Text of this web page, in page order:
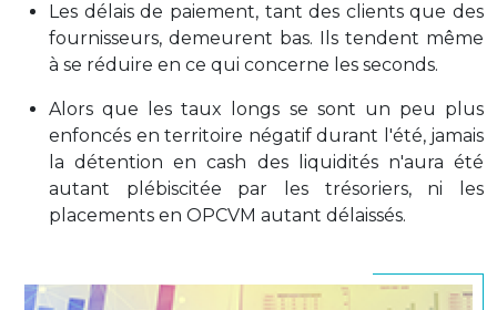
Les délais de paiement, tant des clients que des
fournisseurs, demeurent bas. Ils tendent même
à se réduire en ce qui concerne les seconds.
Alors que les taux longs se sont un peu plus
enfoncés en territoire négatif durant l'été, jamais
la détention en cash des liquidités n'aura été
autant plébiscitée par les trésoriers, ni les
placements en OPCVM autant délaissés.